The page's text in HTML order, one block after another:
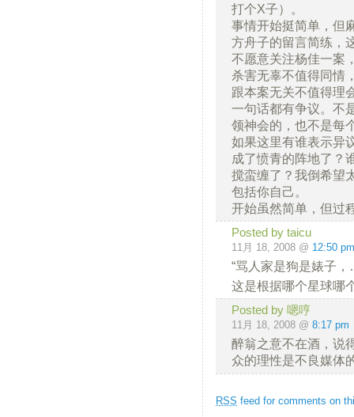
打个X子）。
事情开始挺简单，但
方舟子的留言简练，
不愿意关注杨佳一案
杀害无辜不值得同情
跟本案无关不值得理
一句话都有争议。不
领神会的，也不是每
如果这里有谁表示异
成了愤青的阵地了？
搅蛮缠了？我倒希望
包括你自己。
开始虽然简单，但过
Posted by taicu
11月 18, 2008 @ 12:50 pm
“骂人家是狗是婊子
这是根据哪个星球哪
Posted by 嗯哼
11月 18, 2008 @ 8:17 pm
醉翁之意不在酒，说
众的理性是不良媒体
RSS feed for comments on